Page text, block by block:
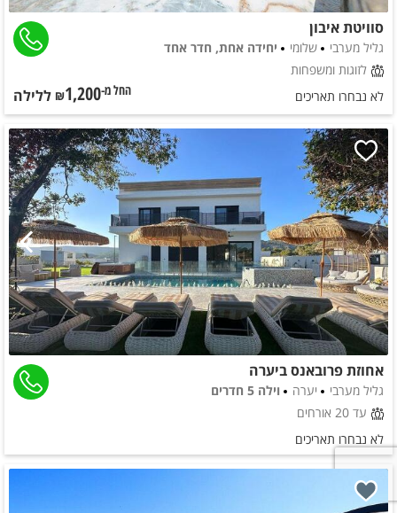
סוויטת איבון
גליל מערבי שלומי
יחידה אחת, חדר אחד
לזוגות ומשפחות
לא נבחרו תאריכים
החל מ-₪1,200 ללילה
אחוזת פרובאנס ביערה
גליל מערבי יערה
וילה 5 חדרים
עד 20 אורחים
לא נבחרו תאריכים